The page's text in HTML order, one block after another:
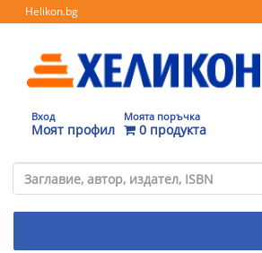
Helikon.bg
Вход
Моят профил
Моята поръчка
0 продукта